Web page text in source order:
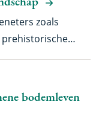
en het
vogels...
zoals
door
gedacht. De
nog, zoals de
bodemleven